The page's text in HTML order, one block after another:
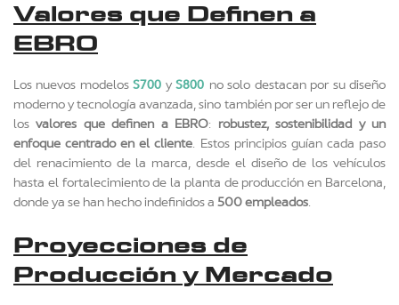
Valores que Definen a
EBRO
Los nuevos modelosS700 yS800 no solo destacan por su diseño
moderno y tecnología avanzada, sino también por ser un reflejo de
losvalores que definen a EBRO: robustez, sostenibilidad y un
enfoque centrado en el cliente. Estos principios guían cada paso
del renacimiento de la marca, desde el diseño de los vehículos
hasta el fortalecimiento de la planta de producción en Barcelona,
donde ya se han hecho indefinidos a 500 empleados.
Proyecciones de
Producción y Mercado